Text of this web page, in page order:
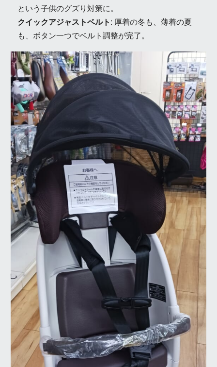
という子供のグズり対策に。
クイックアジャストベルト : 厚着の冬も、薄着の夏
も、ボタン一つでベルト調整が完了。